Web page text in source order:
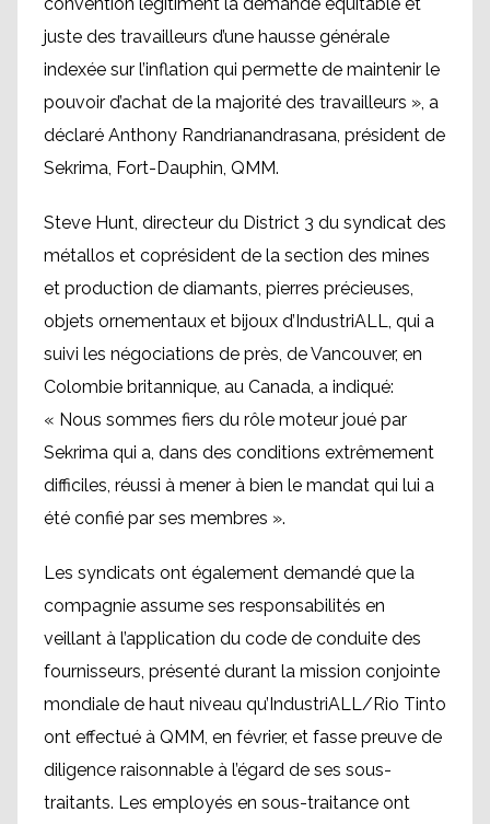
juste des travailleurs d’une hausse générale
indexée sur l’inflation qui permette de maintenir le
pouvoir d’achat de la majorité des travailleurs », a
déclaré Anthony Randrianandrasana, président de
Sekrima, Fort-Dauphin, QMM.
Steve Hunt, directeur du District 3 du syndicat des
métallos et coprésident de la section des mines
et production de diamants, pierres précieuses,
objets ornementaux et bijoux d’IndustriALL, qui a
suivi les négociations de près, de Vancouver, en
Colombie britannique, au Canada, a indiqué:
« Nous sommes fiers du rôle moteur joué par
Sekrima qui a, dans des conditions extrêmement
difficiles, réussi à mener à bien le mandat qui lui a
été confié par ses membres ».
Les syndicats ont également demandé que la
compagnie assume ses responsabilités en
veillant à l’application du code de conduite des
fournisseurs, présenté durant la mission conjointe
mondiale de haut niveau qu’IndustriALL/Rio Tinto
ont effectué à QMM, en février, et fasse preuve de
diligence raisonnable à l’égard de ses sous-
traitants. Les employés en sous-traitance ont